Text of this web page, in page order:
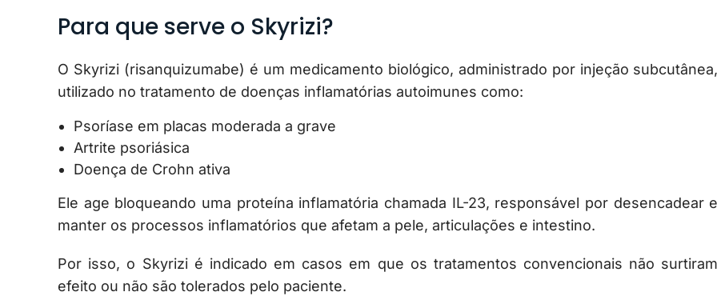
Para que serve o Skyrizi?
O Skyrizi (risanquizumabe) é um medicamento biológico, administrado por injeção subcutânea,
utilizado no tratamento de doenças inflamatórias autoimunes como:
Psoríase em placas moderada a grave
Artrite psoriásica
Doença de Crohn ativa
Ele age bloqueando uma proteína inflamatória chamada IL-23, responsável por desencadear e
manter os processos inflamatórios que afetam a pele, articulações e intestino.
Por isso, o Skyrizi é indicado em casos em que os tratamentos convencionais não surtiram
efeito ou não são tolerados pelo paciente.